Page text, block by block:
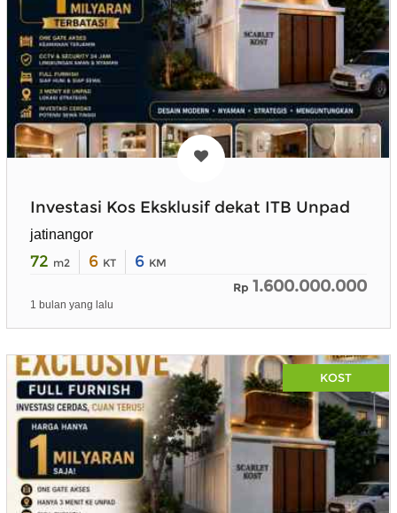
Investasi Kos Eksklusif dekat ITB Unpad
jatinangor
72 m2 6 KT 6 KM
Rp 1.600.000.000
1 bulan yang lalu
KOST